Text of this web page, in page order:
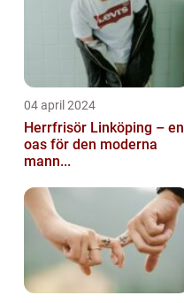
04 april 2024
Herrfrisör Linköping – en
oas för den moderna
mann...